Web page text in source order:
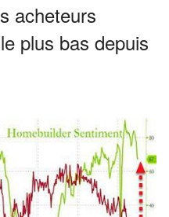
acheteurs
plus bas depuis